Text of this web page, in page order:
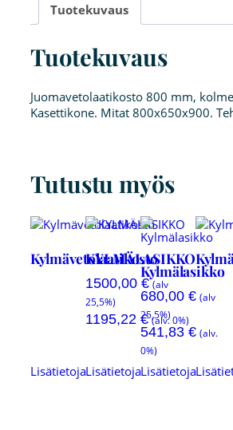
Tuotekuvaus
Tuotekuvaus
Juomavetolaatikosto 800 mm,
Kasettikone. Mitat 800x650x900.
Tutustu myös
Kylmävetolaatikosto
Lisätietoja
KYLMÄLASIKKO
1500,00€ (alv
25,5%)
1195,22 € (alv. 0%)
Lisätietoja
Kylmälasikko
680,00 € (alv
25,5%)
541,83€ (alv.
0%)
Lisätietoja